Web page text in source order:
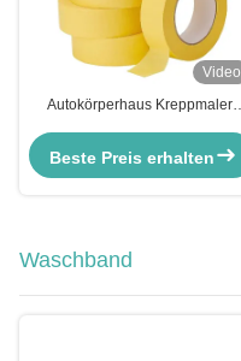
Video
Autokörperhaus Kreppmaler
Beste Preis erhalten
Waschband